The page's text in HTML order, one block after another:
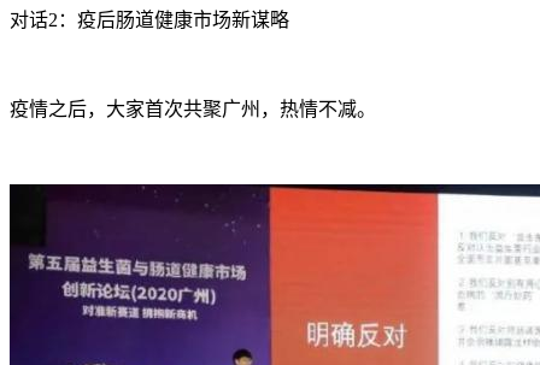
对话2：疫后肠道健康市场新谋略
疫情之后，大家首次共聚广州，热情不减。